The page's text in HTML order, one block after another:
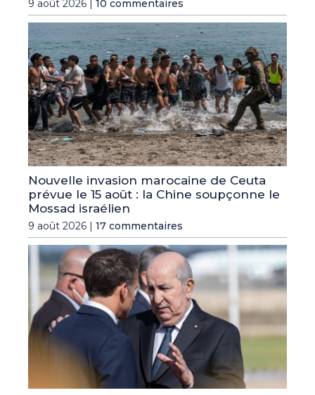
9 août 2026 | 10 commentaires
Nouvelle invasion marocaine de Ceuta
prévue le 15 août : la Chine soupçonne le
Mossad israélien
9 août 2026 | 17 commentaires